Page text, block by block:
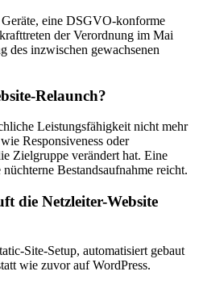
eine DSGVO-konforme
der Verordnung im Mai
des inzwischen gewachsenen
Relaunch?
Leistungsfähigkeit nicht mehr
Responsiveness oder
Zielgruppe verändert hat. Eine
Bestandsaufnahme reicht.
die Netzleiter-Website
Site-Setup, automatisiert gebaut
wie zuvor auf WordPress.